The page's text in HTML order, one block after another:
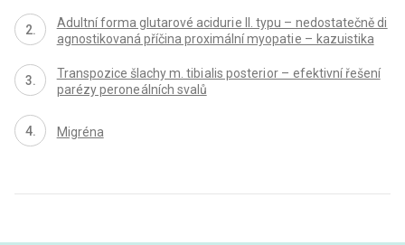
Adultní forma glutarové aciduri e II. typu – nedostatečně di
agnostikovaná příčina proximální myopati e – kazuistika
Transpozice šlachy m. tibi alis posteri or – efektivní řešení
parézy perone álních svalů
Migréna